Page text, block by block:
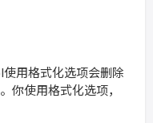
用格式化选项会删除
你使用格式化选项，